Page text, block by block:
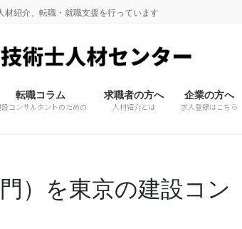
紹介、転職・就職支援を行っています
転職コラム
設コンサルタントのための
求職者の方へ
人材紹介とは
企業の方へ
求人登録はこちら
）を東京の建設コン